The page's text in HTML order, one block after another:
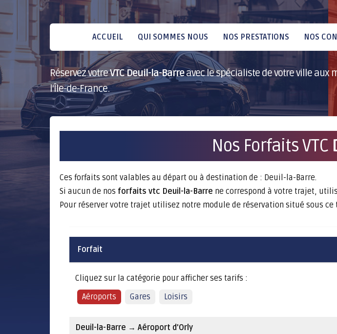
ACCUEIL QUI SOMMES NOUS NOS PRESTATIONS NOS
Réservez votreVTC Deuil-la-Barreavec le spécialiste de votre ville aux
l'Île-de-France.
Nos Forfaits VTC
Ces forfaits sont valables au départ ou à destination de : Deuil-la-Barre.
Si aucun de nos forfaits vtc Deuil-la-Barre ne correspond à votre trajet,
Pour réserver votre trajet utilisez notre module de réservation situé sous ce
Forfait
Cliquez sur la catégorie pour afficher ses tarifs :
Aéroports
Gares Loisirs
Deuil-la-Barre → Aéroport d'Orly